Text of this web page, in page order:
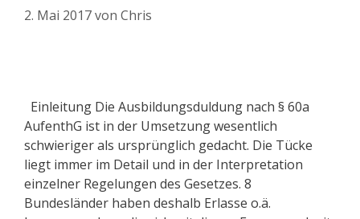
2. Mai 2017von Chris
Einleitung Die Ausbildungsduldung nach § 60a
AufenthG ist in der Umsetzung wesentlich
schwieriger als ursprünglich gedacht. Die Tücke
liegt immer im Detail und in der Interpretation
einzelner Regelungen des Gesetzes. 8
Bundesländer haben deshalb Erlasse o.ä.